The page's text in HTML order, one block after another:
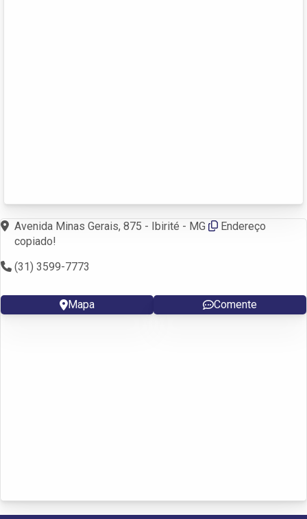
Avenida Minas Gerais, 875 - Ibirité - MG
Endereço
copiado!
(31) 3599-7773
Mapa Comente